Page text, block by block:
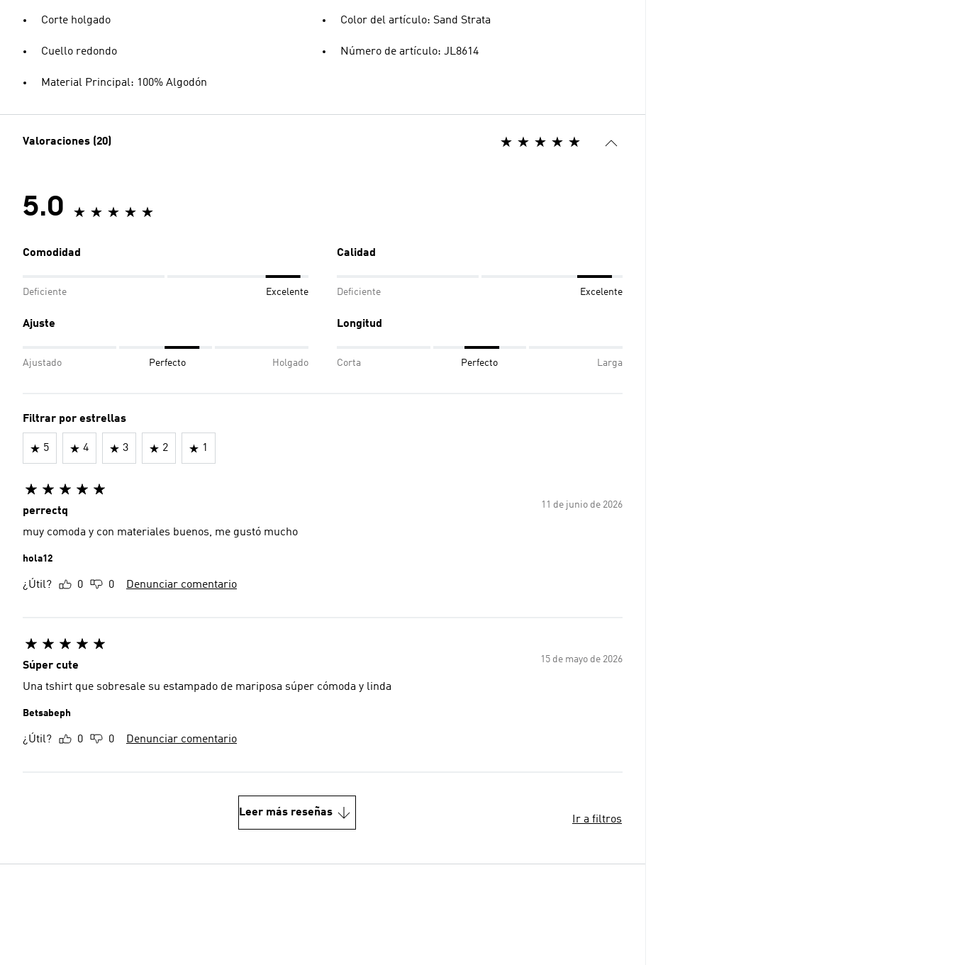
Corte holgado
Cuello redondo
Material Principal: 100% Algodón
Color del artículo: Sand Strata
Número de artículo: JL8614
Valoraciones (20)
5.0
Comodidad
Deficiente Excelente
Calidad
Deficiente Excelente
Ajuste
Ajustado Perfecto Holgado
Longitud
Corta Perfecto Larga
Filtrar por estrellas
5 4 3 2 1
11 de junio de 2026
perrectq
muy comoda y con materiales buenos, me gustó mucho
hola12
¿Útil? 0 0 Denunciar comentario
15 de mayo de 2026
Súper cute
Una tshirt que sobresale su estampado de mariposa súper cómoda y linda
Betsabeph
¿Útil? 0 0 Denunciar comentario
Leer más reseñas
Ir a filtros